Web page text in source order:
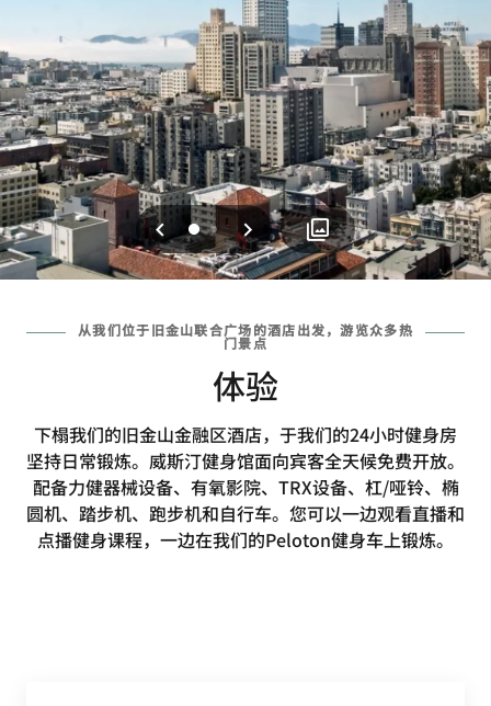
上一页
01 下一页
从我们位于旧金山联合广场的酒店出发，游览众多热
门景点
体验
下榻我们的旧金山金融区酒店，于我们的24小时健身房
坚持日常锻炼。威斯汀健身馆面向宾客全天候免费开放。
配备力健器械设备、有氧影院、TRX设备、杠/哑铃、椭
圆机、踏步机、跑步机和自行车。您可以一边观看直播和
点播健身课程，一边在我们的Peloton健身车上锻炼。